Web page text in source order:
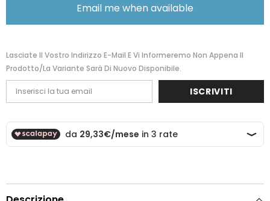
Email me when available
Lasciate Il Vostro Indirizzo E-Mail E Vi Informeremo Non Appena Il
Prodotto/la Variante Sarà Di Nuovo Disponibile.
ISCRIVITI